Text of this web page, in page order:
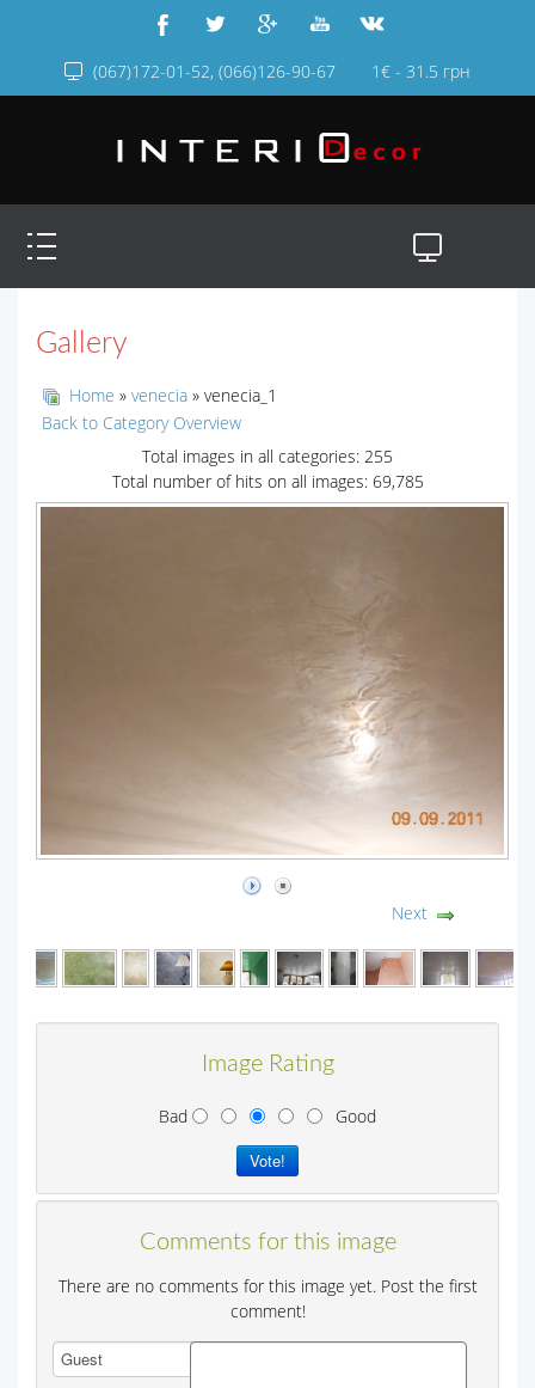
(067)172-01-52, (066)126-90-67 1€ - 31.5 грн
Gallery
Home » venecia » venecia_1
Back to Category Overview
Total images in all categories: 255
Total number of hits on all images: 69,785
Next
Image Rating
Bad Good
Comments for this image
There are no comments for this image yet. Post the first
comment!